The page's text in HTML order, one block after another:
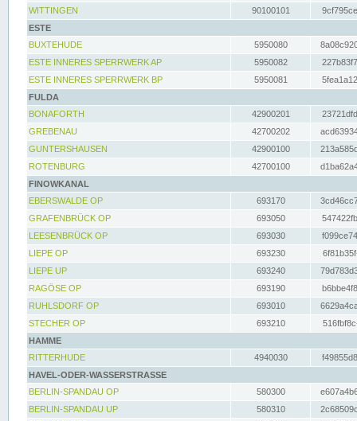
WITTINGEN
90100101
ESTE
BUXTEHUDE
5950080
ESTE INNERES SPERRWERK AP
5950082
ESTE INNERES SPERRWERK BP
5950081
FULDA
BONAFORTH
42900201
GREBENAU
42700202
GUNTERSHAUSEN
42900100
ROTENBURG
42700100
FINOWKANAL
EBERSWALDE OP
693170
GRAFENBRÜCK OP
693050
LEESENBRÜCK OP
693030
LIEPE OP
693230
LIEPE UP
693240
RAGÖSE OP
693190
RUHLSDORF OP
693010
STECHER OP
693210
HAMME
RITTERHUDE
4940030
HAVEL-ODER-WASSERSTRASSE
BERLIN-SPANDAU OP
580300
BERLIN-SPANDAU UP
580310